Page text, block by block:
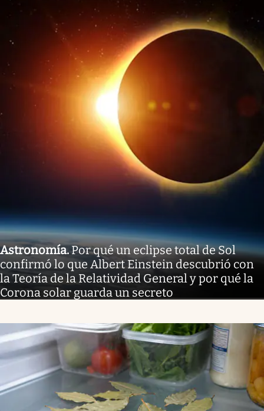
Astronomía.Por qué un eclipse total de Sol
confirmó lo que Albert Einstein descubrió con
la Teoría de la Relatividad General y por qué la
Corona solar guarda un secreto